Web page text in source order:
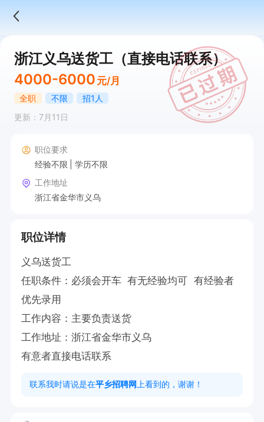
浙江义乌送货工（直接电话联系）
4000-6000 元/月
全职 不限
招1人
更新：7月11日
职位要求
经验不限
学历不限
工作地址
浙江省金华市义乌
职位详情
义乌送货工
任职条件：必须会开车  有无经验均可  有经验者
优先录用
工作内容：主要负责送货
工作地址：浙江省金华市义乌
有意者直接电话联系
联系我时请说是在平乡招聘网 上看到的，谢谢！